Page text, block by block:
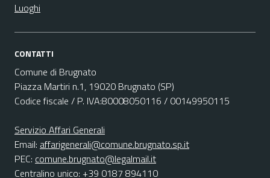
Luoghi
CONTATTI
Comune di Brugnato
Piazza Martiri n.1, 19020 Brugnato (SP)
Codice fiscale / P. IVA:80008050116 / 00149950115
Servizio Affari Generali
Email: affarigenerali@comune.brugnato.sp.it
PEC: comune.brugnato@legalmail.it
Centralino unico: +39 0187 894110